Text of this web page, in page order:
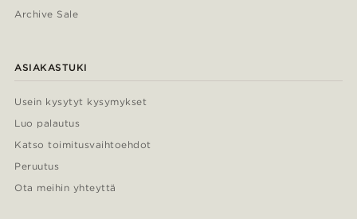
Archive Sale
ASIAKASTUKI
Usein kysytyt kysymykset
Luo palautus
Katso toimitusvaihtoehdot
Peruutus
Ota meihin yhteyttä